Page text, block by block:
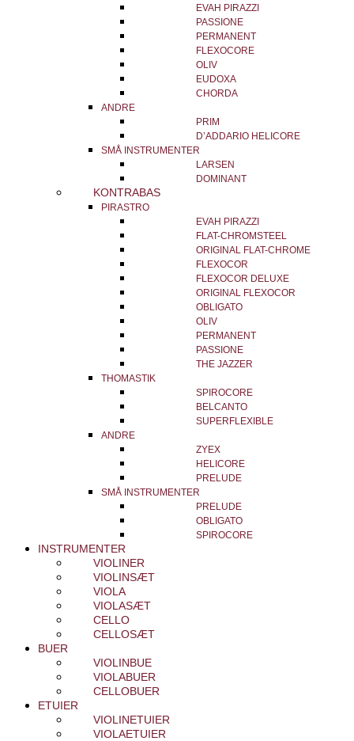
EVAH PIRAZZI
PASSIONE
PERMANENT
FLEXOCORE
OLIV
EUDOXA
CHORDA
ANDRE
PRIM
D’ADDARIO HELICORE
SMÅ INSTRUMENTER
LARSEN
DOMINANT
KONTRABAS
PIRASTRO
EVAH PIRAZZI
FLAT-CHROMSTEEL
ORIGINAL FLAT-CHROME
FLEXOCOR
FLEXOCOR DELUXE
ORIGINAL FLEXOCOR
OBLIGATO
OLIV
PERMANENT
PASSIONE
THE JAZZER
THOMASTIK
SPIROCORE
BELCANTO
SUPERFLEXIBLE
ANDRE
ZYEX
HELICORE
PRELUDE
SMÅ INSTRUMENTER
PRELUDE
OBLIGATO
SPIROCORE
INSTRUMENTER
VIOLINER
VIOLINSÆT
VIOLA
VIOLASÆT
CELLO
CELLOSÆT
BUER
VIOLINBUE
VIOLABUER
CELLOBUER
ETUIER
VIOLINETUIER
VIOLAETUIER